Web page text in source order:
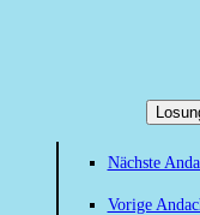
Nächste
Vorige